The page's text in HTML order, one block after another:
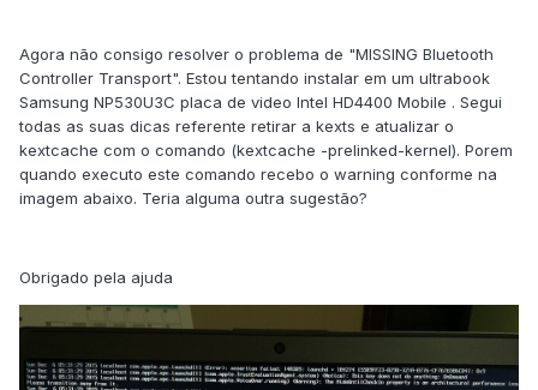
Agora não consigo resolver o problema de "MISSING Bluetooth
Controller Transport". Estou tentando instalar em um ultrabook
Samsung NP530U3C placa de video Intel HD4400 Mobile . Segui
todas as suas dicas referente retirar a kexts e atualizar o
kextcache com o comando (kextcache -prelinked-kernel). Porem
quando executo este comando recebo o warning conforme na
imagem abaixo. Teria alguma outra sugestão?
Obrigado pela ajuda